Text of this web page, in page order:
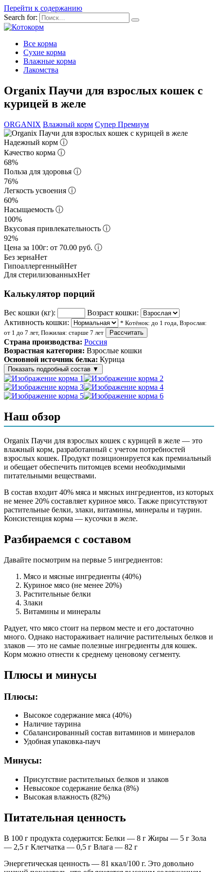
Перейти к содержанию
Search for:
Все корма
Сухие корма
Влажные корма
Лакомства
Organix Паучи для взрослых кошек с
курицей в желе
ORGANIX Влажный корм Супер Премиум
Надежный корм ⓘ
Качество корма ⓘ
68%
Польза для здоровья ⓘ
76%
Легкость усвоения ⓘ
60%
Насыщаемость ⓘ
100%
Вкусовая привлекательность ⓘ
92%
Цена за 100г: от 70.00 руб. ⓘ
Без зернаНет
ГипоаллергенныйНет
Для стерилизованныхНет
Калькулятор порций
Вес кошки (кг):
Возраст кошки:
Активность кошки:
* Котёнок: до 1 года, Взрослая:
от 1 до 7 лет, Пожилая: старше 7 лет
Рассчитать
Страна производства: Россия
Возрастная категория: Взрослые кошки
Основной источник белка: Курица
Показать подробный состав ▼
Состав корма
20%), протеины растительного происхождения (злаки),
витамины и минеральные вещества, таурин
Аналитический состав
белки - 8 г, жиры - 5,0 г, зола - 2,5 г, клетчатка - 0,5 г, влага - 82
г. Витамины и минеральные вещества: витамин А - 90 МЕ,
витамин D - 9 МЕ, витамин E - 0,5 МЕ, железо - 1,4 мг, медь -
0,09 мг, марганец - 0,13 мг
Дополнительные ингредиенты
Пищевая ценность
Белок (%)
Жир (%)
5
Клетчатка (%)
0.5
Зола (%)
Влага (%)
82
Наш обзор
Organix Паучи для взрослых кошек с курицей в желе — это
влажный корм, разработанный с учетом потребностей
взрослых кошек. Продукт позиционируется как премиальный
и обещает обеспечить питомцев всеми необходимыми
питательными веществами.
В состав входит 40% мяса и мясных ингредиентов, из которых
не менее 20% составляет куриное мясо. Также присутствуют
растительные белки, злаки, витамины, минералы и таурин.
Консистенция корма — кусочки в желе.
Разбираемся с составом
Давайте посмотрим на первые 5 ингредиентов:
Мясо и мясные ингредиенты (40%)
Куриное мясо (не менее 20%)
Растительные белки
Злаки
Витамины и минералы
Радует, что мясо стоит на первом месте и его достаточно
много. Однако настораживает наличие растительных белков и
злаков — это не самые полезные ингредиенты для кошек.
Корм можно отнести к среднему ценовому сегменту.
Плюсы и минусы
Плюсы:
Высокое содержание мяса (40%)
Наличие таурина
Сбалансированный состав витаминов и минералов
Удобная упаковка-пауч
Минусы:
Присутствие растительных белков и злаков
Невысокое содержание белка (8%)
Высокая влажность (82%)
Питательная ценность
В 100 г продукта содержится: Белки — 8 г Жиры — 5 г Зола
— 2,5 г Клетчатка — 0,5 г Влага — 82 г
Энергетическая ценность — 81 ккал/100 г. Это довольно